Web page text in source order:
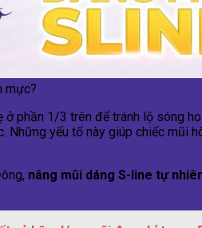
mực?
phần 1/3 trên để tránh lộ sóng
yếu tố này giúp chiếc mũi
nâng mũi dáng S-line tự